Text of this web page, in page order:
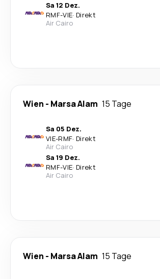
Sa 12 Dez.
RMF-VIE· Direkt
Air Cairo
Wien - Marsa Alam 15 Tage
Sa 05 Dez.
VIE-RMF· Direkt
Air Cairo
Sa 19 Dez.
RMF-VIE· Direkt
Air Cairo
Wien - Marsa Alam 15 Tage